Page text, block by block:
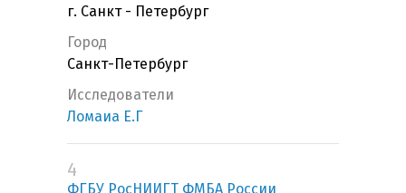
г. Санкт - Петербург
Город
Санкт-Петербург
Исследователи
Ломаиа Е.Г
4
ФГБУ РосНИИГТ ФМБА России